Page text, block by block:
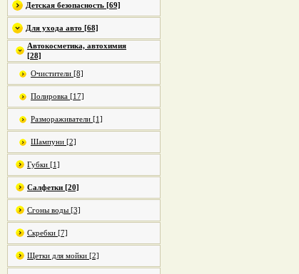
Детская безопасность [69]
Для ухода авто [68]
Автокосметика, автохимия
[28]
Очистители [8]
Полировка [17]
Размораживатели [1]
Шампуни [2]
Губки [1]
Салфетки [20]
Сгоны воды [3]
Скребки [7]
Щетки для мойки [2]